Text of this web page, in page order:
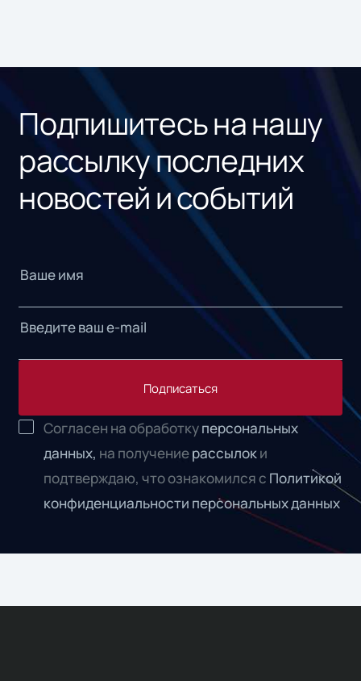
Подпишитесь на нашу
рассылку последних
новостей и событий
Подписаться
Согласен на обработкуперсональных
данных, на получениерассылоки
подтверждаю, что ознакомился с Политикой
конфиденциальности персональных данных